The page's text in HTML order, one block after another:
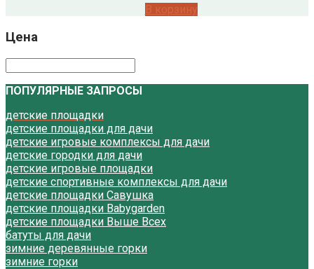
Цена
ПОПУЛЯРНЫЕ ЗАПРОСЫ
детские площадки
детские площадки для дачи
детские игровые комплексы для дачи
детские городки для дачи
детские игровые площадки
детские спортивные комплексы для дачи
детские площадки Савушка
детские площадки Babygarden
детские площадки Выше Всех
батуты для дачи
зимние деревянные горки
зимние горки